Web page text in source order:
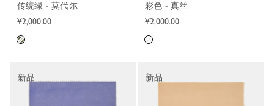
传统绿 - 莫代尔
¥2,000.00
彩色 - 真丝
¥2,000.00
新品 新品